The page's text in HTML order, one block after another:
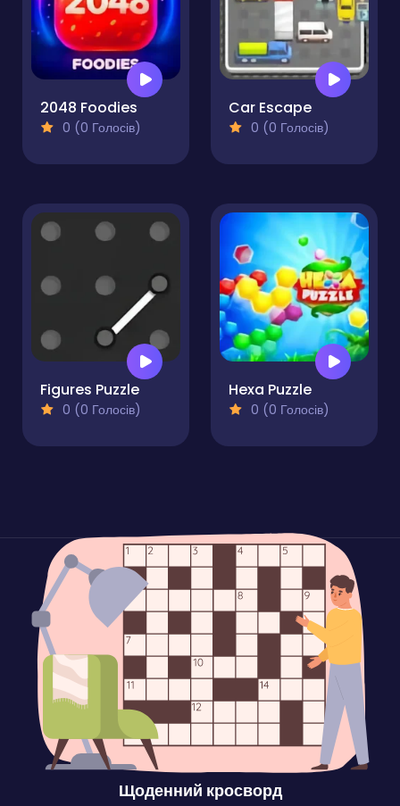
2048 Foodies
0 (0 Голосів)
Car Escape
0 (0 Голосів)
Figures Puzzle
0 (0 Голосів)
Hexa Puzzle
0 (0 Голосів)
Щоденний кросворд